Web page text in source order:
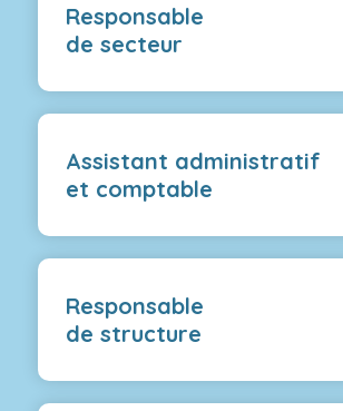
Responsable
de secteur
Assistant administratif
et comptable
Responsable
de structure